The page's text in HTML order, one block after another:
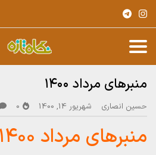
منبرهای مرداد ۱۴۰۰
حسین انصاری شهریور 14, 1400 0
منبرهای مرداد ۱۴۰۰